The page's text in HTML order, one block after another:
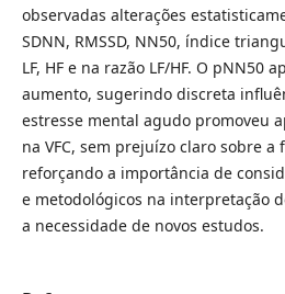
observadas alterações
SDNN, RMSSD, NN50, índice
LF, HF e na razão LF/HF. O pNN50
aumento, sugerindo discreta
estresse mental agudo promoveu
na VFC, sem prejuízo claro sobre a
reforçando a importância de
e metodológicos na interpretação
a necessidade de novos estudos.